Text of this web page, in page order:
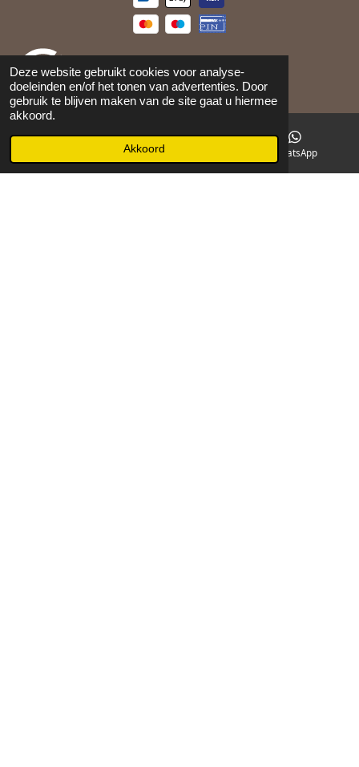
Deze website gebruikt cookies voor analyse-
doeleinden en/of het tonen van advertenties. Door
gebruik te blijven maken van de site gaat u hiermee
akkoord.
Akkoord
©2026Maison 105
Facebook WhatsApp